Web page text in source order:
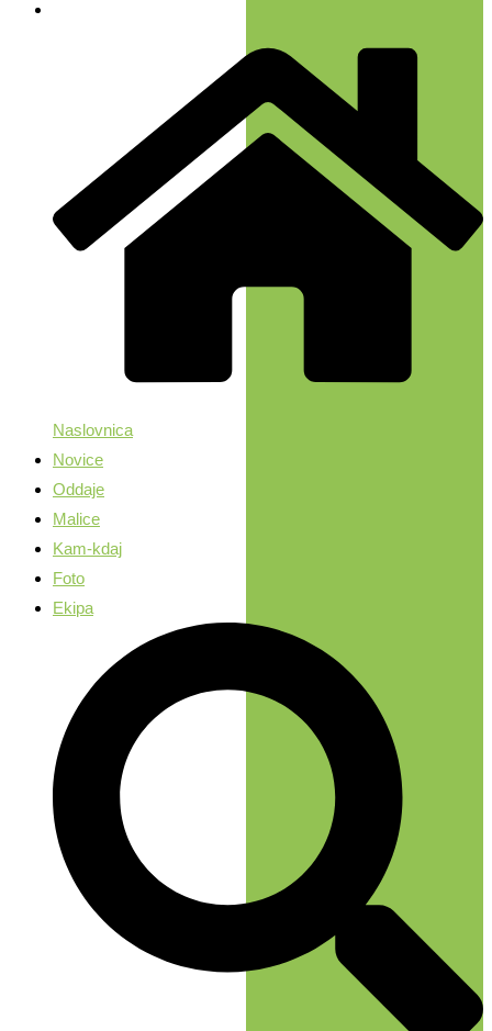
Naslovnica
Novice
Oddaje
Malice
Kam-kdaj
Foto
Ekipa